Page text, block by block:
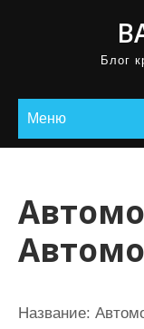
Блог
Меню
Название: